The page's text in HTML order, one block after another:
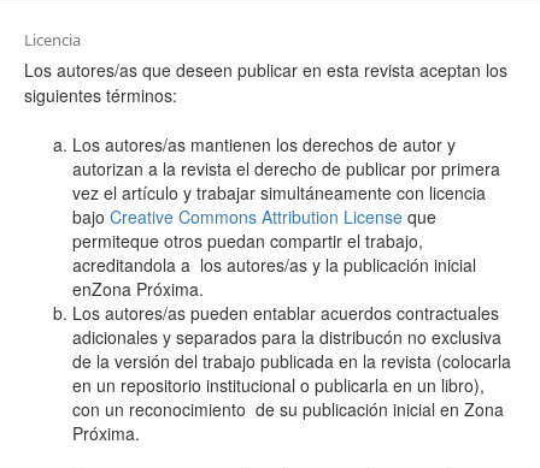
Licencia
Los autores/as que deseen publicar en esta revista aceptan los
siguientes términos:
Los autores/as mantienen los derechos de autor y
autorizan a la revista el derecho de publicar por primera
vez el artículo y trabajar simultáneamente con licencia
bajo Creative Commons Attribution Licenseque
permiteque otros puedan compartir el trabajo,
acreditandola a los autores/as y la publicación inicial
enZona Próxima.
Los autores/as pueden entablar acuerdos contractuales
adicionales y separados para la distribucón no exclusiva
de la versión del trabajo publicada en la revista (colocarla
en un repositorio institucional o publicarla en un libro),
con un reconocimiento de su publicación inicial en Zona
Próxima.